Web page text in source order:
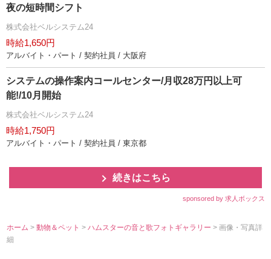
夜の短時間シフト
株式会社ベルシステム24
時給1,650円
アルバイト・パート / 契約社員 / 大阪府
システムの操作案内コールセンター/月収28万円以上可
能!/10月開始
株式会社ベルシステム24
時給1,750円
アルバイト・パート / 契約社員 / 東京都
続きはこちら
sponsored by 求人ボックス
ホーム >動物＆ペット>ハムスターの音と歌フォトギャラリー> 画像・写真詳
細